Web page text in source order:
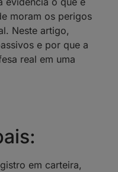
moram os perigos
Neste artigo,
e por que a
real em uma
em carteira,